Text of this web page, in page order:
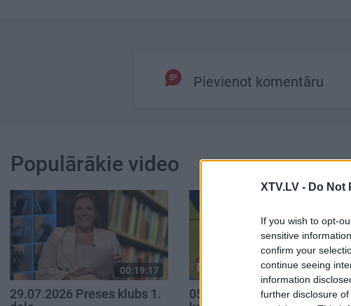
XTV.LV - Do Not
If you wish to opt-
sensitive
confirm your
continue seeing
information
further disclosure
Pievienot komentāru
Populārākie video
00:19:17
29.07.2026 Preses klubs 1.
00:19:14
05.08.2026 Aktuālais par